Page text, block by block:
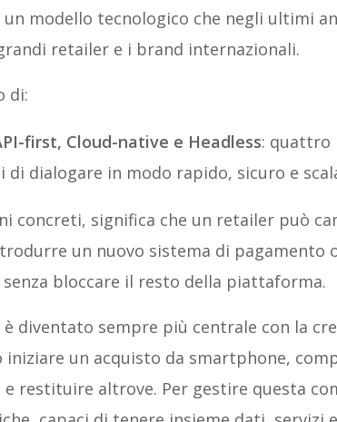
un modello tecnologico che negli ultimi
retailer e i brand internazionali.
di:
first, Cloud-native e Headless: quattro
di dialogare in modo rapido, sicuro e
concreti, significa che un retailer può
un nuovo sistema di pagamento
bloccare il resto della piattaforma.
diventato sempre più centrale con la
iniziare un acquisto da smartphone,
restituire altrove. Per gestire questa